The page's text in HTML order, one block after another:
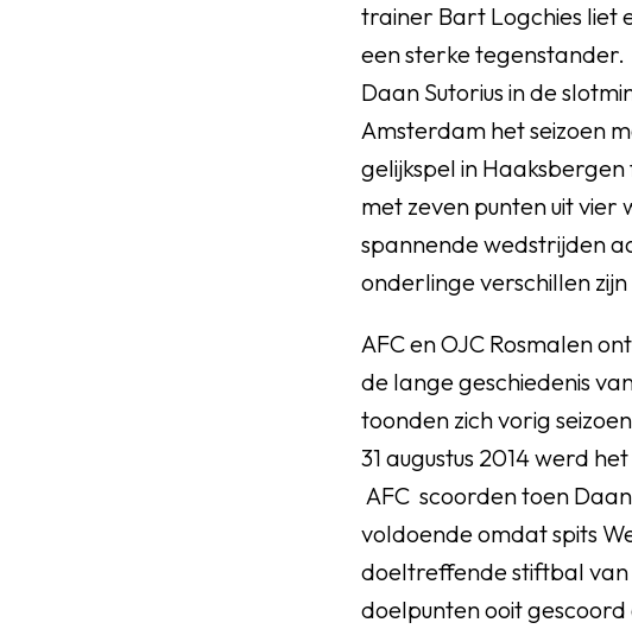
trainer Bart Logchies liet
een sterke
Daan Sutorius in de
Amsterdam het seizoen
gelijkspel in
met zeven punten uit
spannende wedstrijden
onderlinge verschillen
AFC en OJC Rosmalen
de lange geschiedenis
toonden zich vorig
31 augustus 2014 werd
AFC scoorden toen
voldoende omdat spits
doeltreffende stiftbal
doelpunten ooit